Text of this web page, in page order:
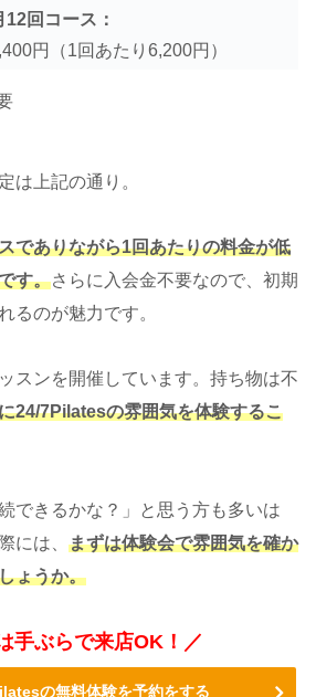
12回コース：
円（1回あたり6,200円）
は上記の通り。
でありながら1回あたりの料金が低
す。さらに入会金不要なので、初期
るのが魅力です。
スンを開催しています。持ち物は不
24/7Pilatesの雰囲気を体験するこ
できるかな？」と思う方も多いは
には、 まずは体験会で雰囲気を確か
ょうか。
手ぶらで来店OK！／
の無料体験を予約をする